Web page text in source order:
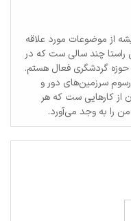
از موضوعات مورد علاقه
راستا چند سالی ست که در
حوزه گردشگری فعال هستم.
رسوم سرزمین‌های دور و
از کارهایی ست که هر
را به وجد می‌آورد.